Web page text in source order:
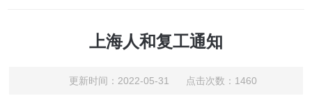
上海人和复工通知
更新时间：2022-05-31 点击次数：1460